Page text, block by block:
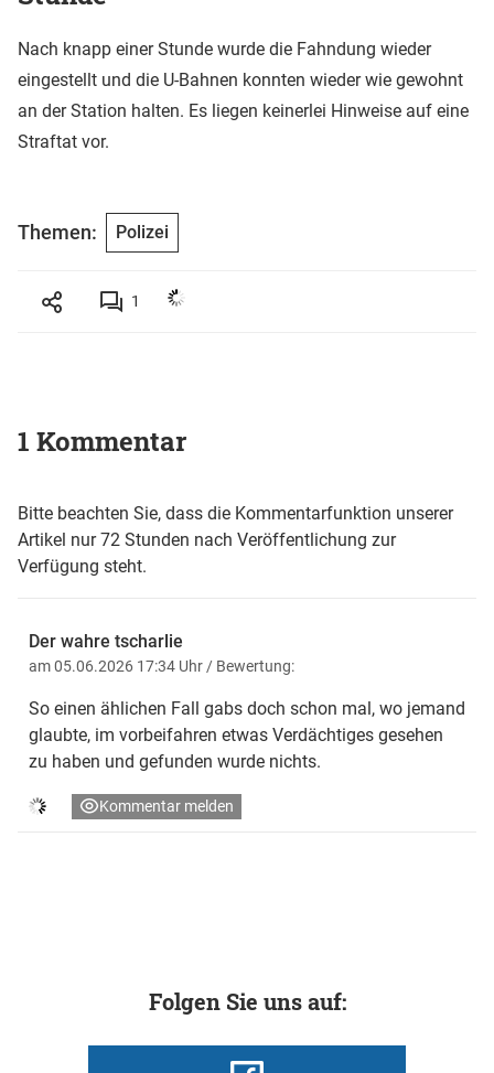
Nach knapp einer Stunde wurde die Fahndung wieder
eingestellt und die U-Bahnen konnten wieder wie gewohnt
an der Station halten. Es liegen keinerlei Hinweise auf eine
Straftat vor.
Themen: Polizei
1
1 Kommentar
Bitte beachten Sie, dass die Kommentarfunktion unserer
Artikel nur 72 Stunden nach Veröffentlichung zur
Verfügung steht.
Der wahre tscharlie
am 05.06.2026 17:34 Uhr / Bewertung:
So einen ählichen Fall gabs doch schon mal, wo jemand
glaubte, im vorbeifahren etwas Verdächtiges gesehen
zu haben und gefunden wurde nichts.
Kommentar melden
Folgen Sie uns auf: